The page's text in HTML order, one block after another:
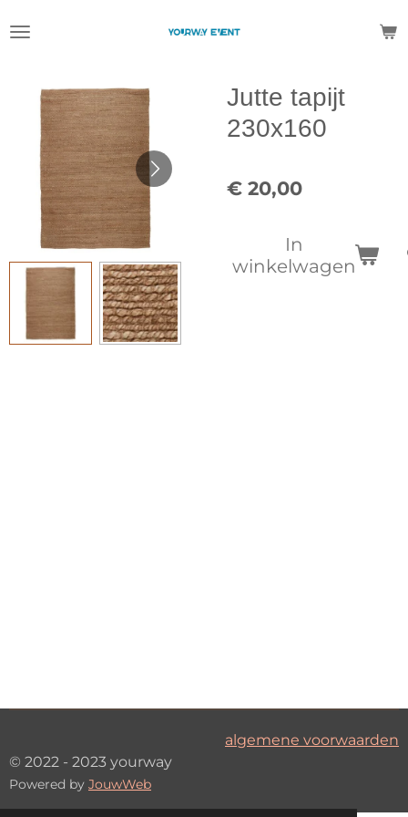
direct
hoofdinhoud
Jutte tapijt
230x160
€ 20,00
In
winkelwagen
algemene voorwaarden
© 2022 - 2023 yourway
Powered by JouwWeb